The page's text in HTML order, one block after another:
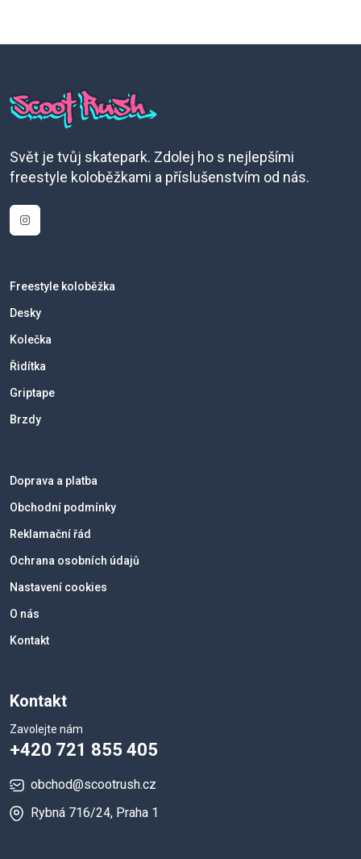
Svět je tvůj skatepark. Zdolej ho s nejlepšími
freestyle koloběžkami a příslušenstvím od nás.
Freestyle koloběžka
Desky
Kolečka
Řidítka
Griptape
Brzdy
Doprava a platba
Obchodní podmínky
Reklamační řád
Ochrana osobních údajů
Nastavení cookies
O nás
Kontakt
Kontakt
Zavolejte nám
+420 721 855 405
obchod@scootrush.cz
Rybná 716/24, Praha 1